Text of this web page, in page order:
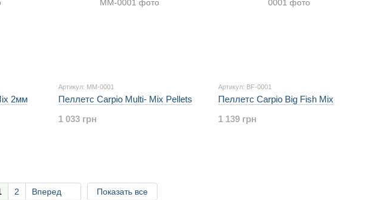
2мм
Артикул: MM-0001
Пеллетс Carpio Multi- Mix Pellets
1 033 грн
Артикул: BF-0001
Пеллетс Carpio Big Fish Mix
1 139 грн
2 Вперед Показать все